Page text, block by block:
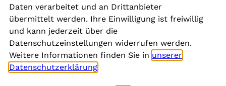
Newsletter
Social Media
Daten verarbeitet und an Drittanbieter
übermittelt werden. Ihre Einwilligung ist freiwillig
und kann jederzeit über die
Datenschutzeinstellungen widerrufen werden.
Weitere Informationen finden Sie in unserer
Datenschutzerklärung